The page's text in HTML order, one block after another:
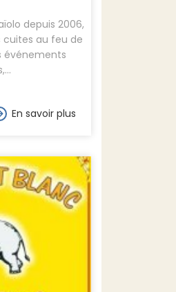
depuis 2006,
cuites au feu de
événements
En savoir plus